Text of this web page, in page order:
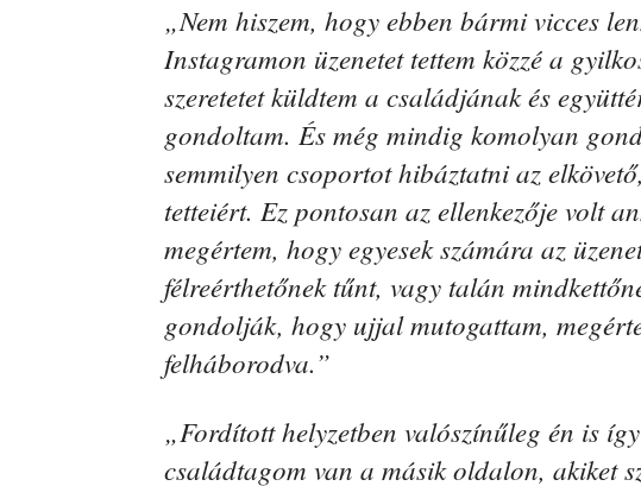
„Nem hiszem, hogy ebben bármi vicces
Instagramon üzenetet tettem közzé a
szeretetet küldtem a családjának és
gondoltam. És még mindig komolyan
semmilyen csoportot hibáztatni az
tetteiért. Ez pontosan az ellenkezője volt
megértem, hogy egyesek számára az
félreérthetőnek tűnt, vagy talán
gondolják, hogy ujjal mutogattam,
felháborodva.”
„Fordított helyzetben valószínűleg én is
családtagom van a másik oldalon, akiket